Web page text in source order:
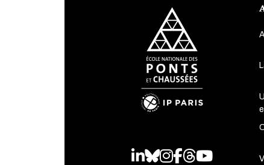
LinkedIn
Bluesky
Instagram
Facebook
Threads